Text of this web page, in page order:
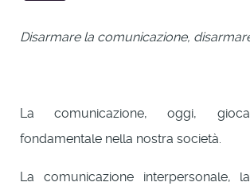
Disarmare la comunicazione,
La comunicazione, oggi,
fondamentale nella nostra società.
La comunicazione interpersonale,